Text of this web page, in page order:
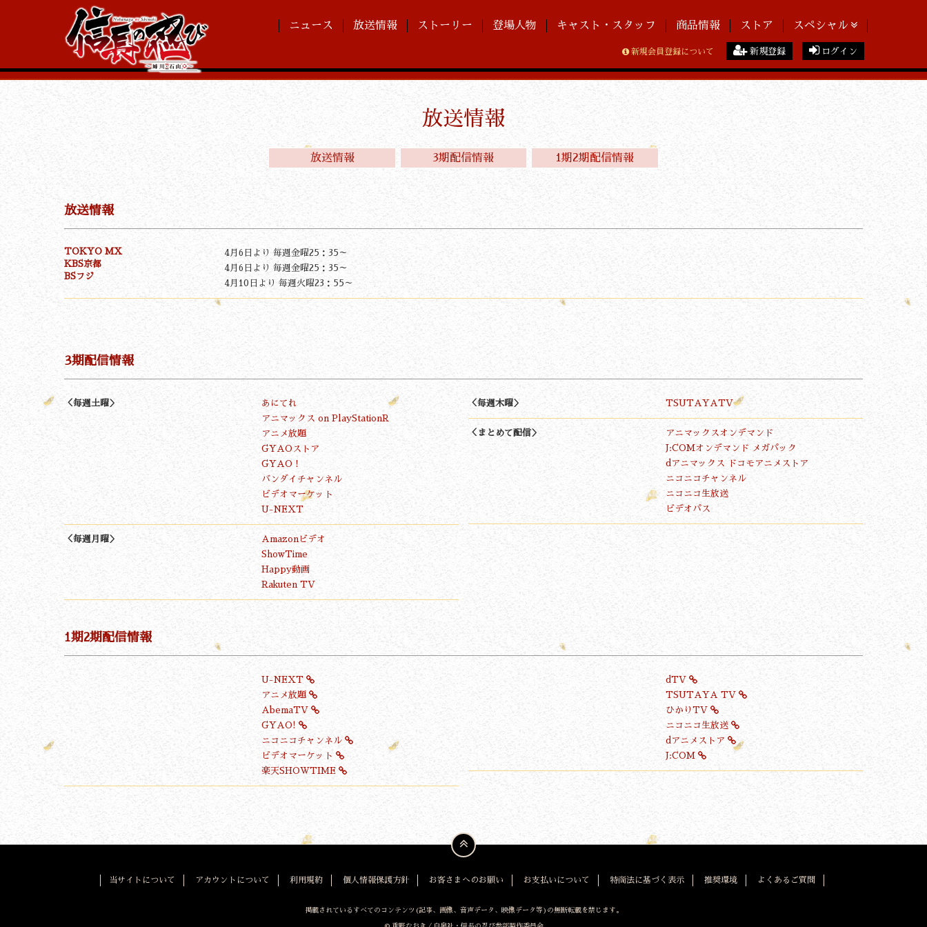
ニュース 放送情報 ストーリー 登場人物 キャスト・スタッフ 商品情報 ストア スペシャル
新規会員登録について 新規登録 ログイン
放送情報
放送情報 3期配信情報 1期2期配信情報
放送情報
TOKYO MX
KBS京都
BSフジ
4月6日より 毎週金曜25：35～
4月6日より 毎週金曜25：35～
4月10日より 毎週火曜23：55～
3期配信情報
＜毎週土曜＞
あにてれ
アニマックス on PlayStationR
アニメ放題
GYAOストア
GYAO！
バンダイチャンネル
ビデオマーケット
U-NEXT
＜毎週月曜＞
Amazonビデオ
ShowTime
Happy動画
Rakuten TV
＜毎週木曜＞ TSUTAYATV
＜まとめて配信＞
アニマックスオンデマンド
J:COMオンデマンド メガパック
dアニマックス
ドコモアニメストア
ニコニコチャンネル
ニコニコ生放送
ビデオパス
1期2期配信情報
U-NEXT
アニメ放題
AbemaTV
GYAO!
ニコニコチャンネル
ビデオマーケット
楽天SHOWTIME
dTV
TSUTAYA TV
ひかりTV
ニコニコ生放送
dアニメストア
J:COM
当サイトについて アカウントについて 利用規約 個人情報保護方針 お客さまへのお願い お支払いについて 特商法に基づく表示 推奨環境 よくあるご質問
掲載されているすべてのコンテンツ (記事、画像、音声データ、映像データ等)の無断転載を禁じます。